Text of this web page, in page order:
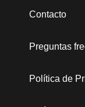
Contacto
Preguntas
Política de